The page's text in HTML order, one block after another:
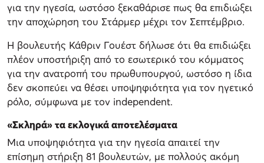
για την ηγεσία, ωστόσο ξεκαθάρισε πως θα επιδιώξει
την αποχώρηση του Στάρμερ μέχρι τον Σεπτέμβριο.
Η βουλευτής Κάθριν Γουέστ δήλωσε ότι θα επιδιώξει
πλέον υποστήριξη από το εσωτερικό του κόμματος
για την ανατροπή του πρωθυπουργού, ωστόσο η ίδια
δεν σκοπεύει να θέσει υποψηφιότητα για τον ηγετικό
ρόλο, σύμφωνα με τον independent.
«Σκληρά» τα εκλογικά αποτελέσματα
Μια υποψηφιότητα για την ηγεσία απαιτεί την
επίσημη στήριξη 81 βουλευτών, με πολλούς ακόμη